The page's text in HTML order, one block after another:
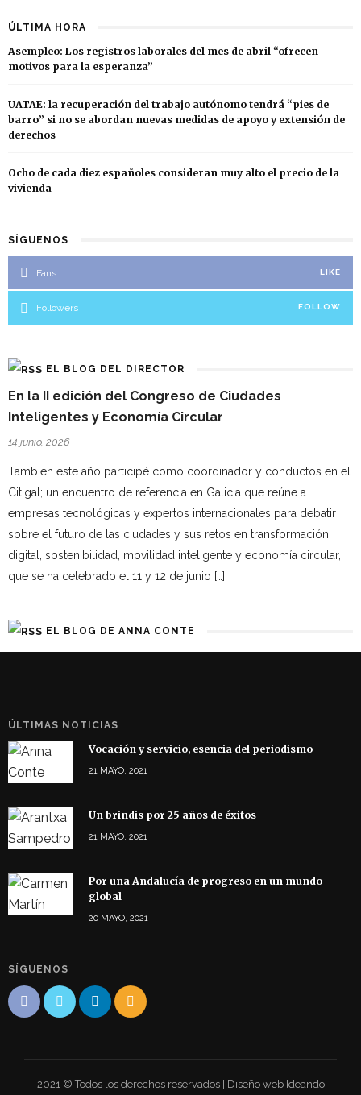
ÚLTIMA HORA
Asempleo: Los registros laborales del mes de abril “ofrecen
motivos para la esperanza”
UATAE: la recuperación del trabajo autónomo tendrá “pies de
barro” si no se abordan nuevas medidas de apoyo y extensión de
derechos
Ocho de cada diez españoles consideran muy alto el precio de la
vivienda
SÍGUENOS
Fans LIKE
Followers FOLLOW
EL BLOG DEL DIRECTOR
En la II edición del Congreso de Ciudades
Inteligentes y Economía Circular
14 junio, 2026
Tambien este año participé como coordinador y conductos en el
Citigal; un encuentro de referencia en Galicia que reúne a
empresas tecnológicas y expertos internacionales para debatir
sobre el futuro de las ciudades y sus retos en transformación
digital, sostenibilidad, movilidad inteligente y economía circular,
que se ha celebrado el 11 y 12 de junio […]
EL BLOG DE ANNA CONTE
ÚLTIMAS NOTICIAS
Vocación y servicio, esencia del periodismo
21 MAYO, 2021
Un brindis por 25 años de éxitos
21 MAYO, 2021
Por una Andalucía de progreso en un mundo
global
20 MAYO, 2021
SÍGUENOS
2021 © Todos los derechos reservados | Diseño web Ideando